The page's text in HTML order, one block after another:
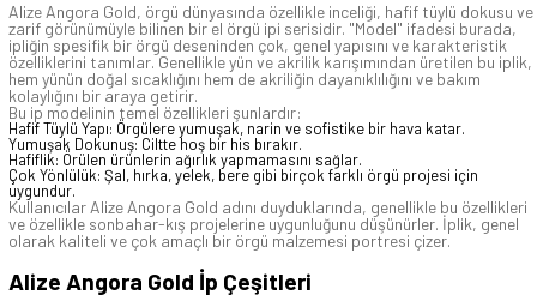
Alize Angora Gold, örgü dünyasında özellikle inceliği, hafif tüylü dokusu ve
zarif görünümüyle bilinen bir el örgü ipi serisidir. "Model" ifadesi burada,
ipliğin spesifik bir örgü deseninden çok, genel yapısını ve karakteristik
özelliklerini tanımlar. Genellikle yün ve akrilik karışımından üretilen bu iplik,
hem yünün doğal sıcaklığını hem de akriliğin dayanıklılığını ve bakım
kolaylığını bir araya getirir.
Bu ip modelinin temel özellikleri şunlardır:
Hafif Tüylü Yapı: Örgülere yumuşak, narin ve sofistike bir hava katar.
Yumuşak Dokunuş: Ciltte hoş bir his bırakır.
Hafiflik: Örülen ürünlerin ağırlık yapmamasını sağlar.
Çok Yönlülük: Şal, hırka, yelek, bere gibi birçok farklı örgü projesi için
uygundur.
Kullanıcılar Alize Angora Gold adını duyduklarında, genellikle bu özellikleri
ve özellikle sonbahar-kış projelerine uygunluğunu düşünürler. İplik, genel
olarak kaliteli ve çok amaçlı bir örgü malzemesi portresi çizer.
Alize Angora Gold İp Çeşitleri